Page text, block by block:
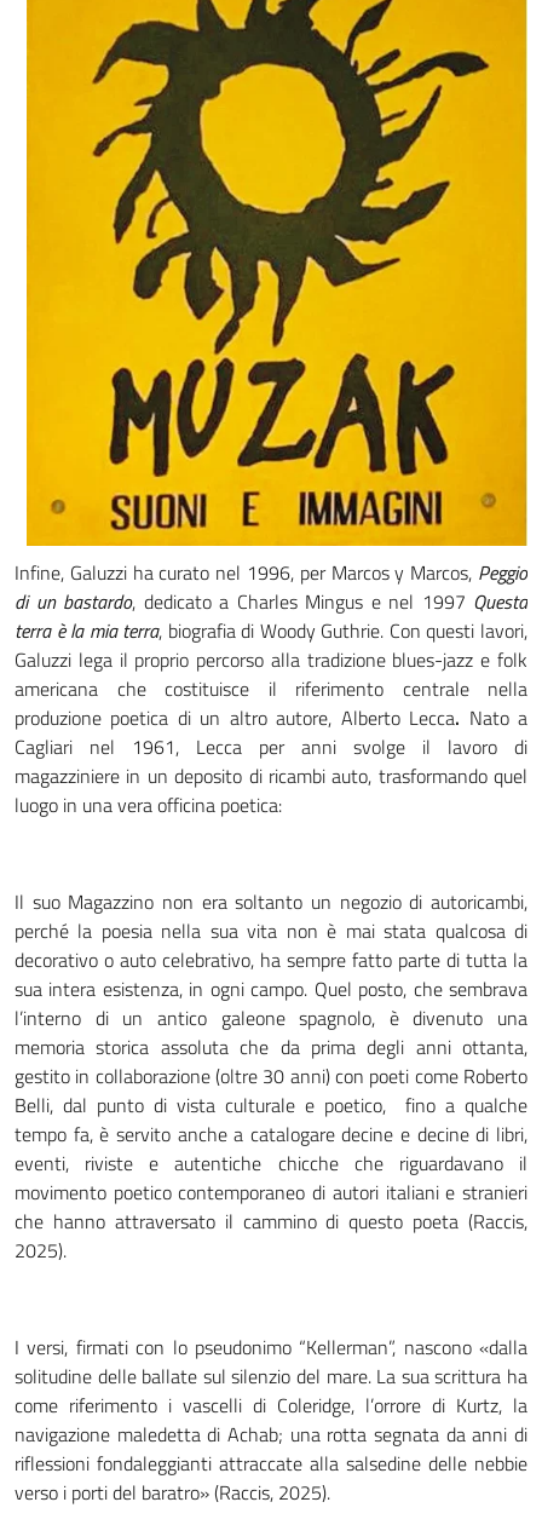
Infine, Galuzzi ha curato nel 1996, per Marcos y Marcos, Peggio
di un bastardo, dedicato a Charles Mingus e nel 1997 Questa
terra è la mia terra, biografia di Woody Guthrie. Con questi lavori,
Galuzzi lega il proprio percorso alla tradizione blues-jazz e folk
americana che costituisce il riferimento centrale nella
produzione poetica di un altro autore, Alberto Lecca. Nato a
Cagliari nel 1961, Lecca per anni svolge il lavoro di
magazziniere in un deposito di ricambi auto, trasformando quel
luogo in una vera officina poetica:
Il suo Magazzino non era soltanto un negozio di autoricambi,
perché la poesia nella sua vita non è mai stata qualcosa di
decorativo o auto celebrativo, ha sempre fatto parte di tutta la
sua intera esistenza, in ogni campo. Quel posto, che sembrava
l’interno di un antico galeone spagnolo, è divenuto una
memoria storica assoluta che da prima degli anni ottanta,
gestito in collaborazione (oltre 30 anni) con poeti come Roberto
Belli, dal punto di vista culturale e poetico, fino a qualche
tempo fa, è servito anche a catalogare decine e decine di libri,
eventi, riviste e autentiche chicche che riguardavano il
movimento poetico contemporaneo di autori italiani e stranieri
che hanno attraversato il cammino di questo poeta (Raccis,
2025).
I versi, firmati con lo pseudonimo “Kellerman”, nascono «dalla
solitudine delle ballate sul silenzio del mare. La sua scrittura ha
come riferimento i vascelli di Coleridge, l’orrore di Kurtz, la
navigazione maledetta di Achab; una rotta segnata da anni di
riflessioni fondaleggianti attraccate alla salsedine delle nebbie
verso i porti del baratro» (Raccis, 2025).